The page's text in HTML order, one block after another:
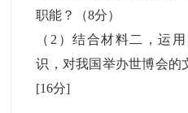
职能？（8分）
（2）结合材料二，运
识，对我国举办世博会的
[16分]